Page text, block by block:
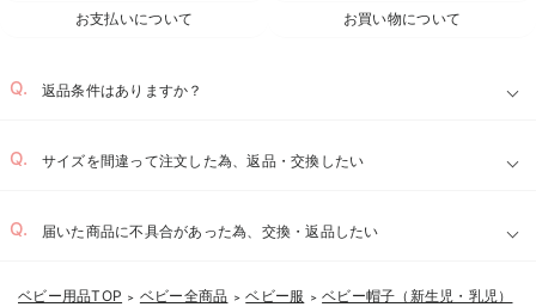
お支払いについて
お買い物について
返品条件はありますか？
サイズを間違って注文した為、返品・交換したい
届いた商品に不具合があった為、交換・返品したい
ベビー用品TOP ＞ ベビー全商品 ＞ ベビー服 ＞ ベビー帽子（新生児・乳児）